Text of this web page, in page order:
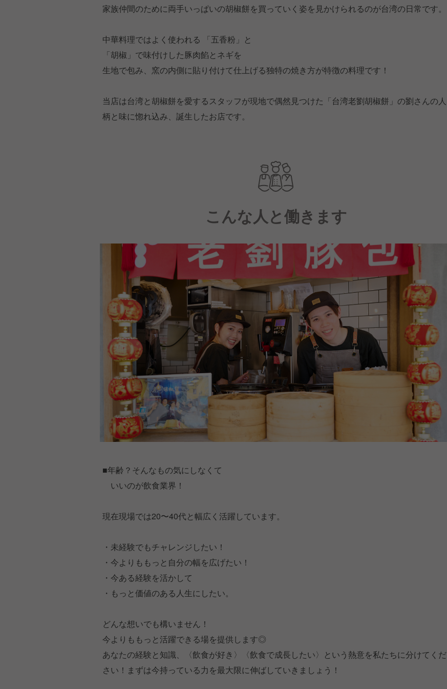
家族仲間のために両手いっぱいの胡椒餅を買っていく姿を見かけられるのが台湾の日常です。
中華料理ではよく使われる 「五香粉」と
「胡椒」で味付けした豚肉餡とネギを
生地で包み、窯の内側に貼り付けて仕上げる独特の焼き方が特徴の料理です！
当店は台湾と胡椒餅を愛するスタッフが現地で偶然見つけた「台湾老劉胡椒餅」の劉さんの人
柄と味に惚れ込み、誕生したお店です。
こんな人と働きます
■年齢？そんなもの気にしなくて
いいのが飲食業界！
現在現場では20〜40代と幅広く活躍しています。
・未経験でもチャレンジしたい！
・今よりももっと自分の幅を広げたい！
・今ある経験を活かして
・もっと価値のある人生にしたい。
どんな想いでも構いません！
今よりももっと活躍できる場を提供します◎
あなたの経験と知識、〈飲食が好き〉〈飲食で成長したい〉という熱意を私たちに分けてくだ
さい！まずは今持っている力を最大限に伸ばしていきましょう！